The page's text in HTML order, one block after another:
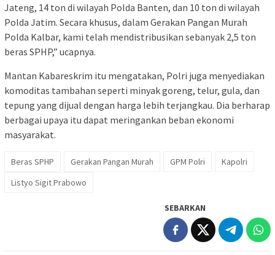
Jateng, 14 ton di wilayah Polda Banten, dan 10 ton di wilayah
Polda Jatim. Secara khusus, dalam Gerakan Pangan Murah
Polda Kalbar, kami telah mendistribusikan sebanyak 2,5 ton
beras SPHP,” ucapnya.
Mantan Kabareskrim itu mengatakan, Polri juga menyediakan
komoditas tambahan seperti minyak goreng, telur, gula, dan
tepung yang dijual dengan harga lebih terjangkau. Dia berharap
berbagai upaya itu dapat meringankan beban ekonomi
masyarakat.
Beras SPHP Gerakan Pangan Murah GPM Polri
Kapolri
Listyo Sigit Prabowo
SEBARKAN